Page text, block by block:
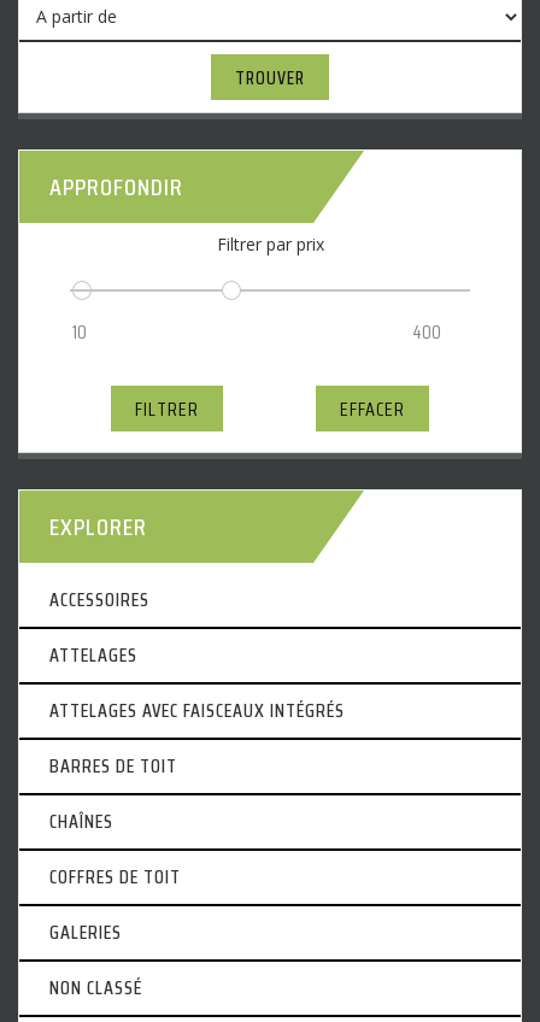
TROUVER
APPROFONDIR
Filtrer par prix
FILTRER EFFACER
EXPLORER
ACCESSOIRES
ATTELAGES
ATTELAGES AVEC FAISCEAUX INTÉGRÉS
BARRES DE TOIT
CHAÎNES
COFFRES DE TOIT
GALERIES
NON CLASSÉ